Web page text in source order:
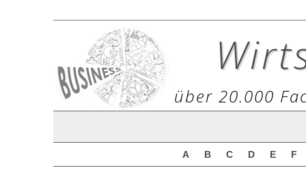
über 20.000
A B C D E F